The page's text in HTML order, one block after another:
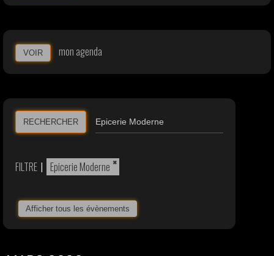
VOIR mon agenda
RECHERCHER
FILTRE | ×
Epicerie Moderne
Afficher tous les évènements